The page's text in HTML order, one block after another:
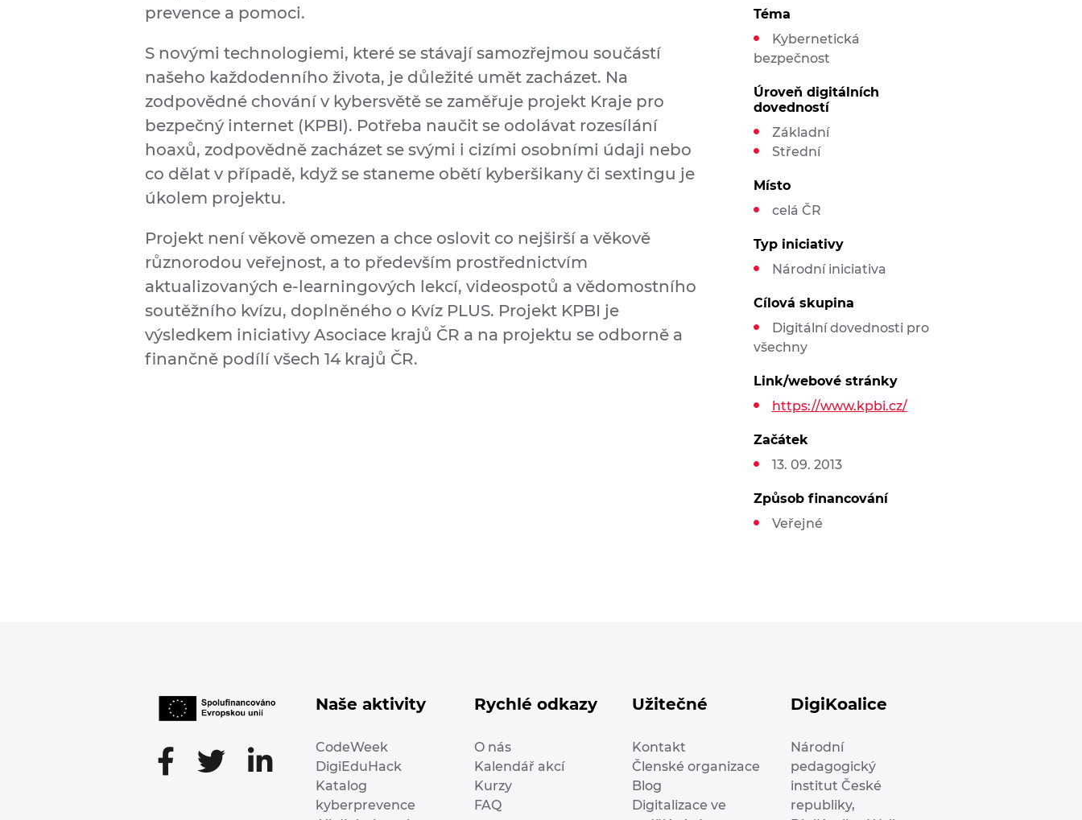
prevence a pomoci.
S novými technologiemi, které se stávají samozřejmou součástí
našeho každodenního života, je důležité umět zacházet. Na
zodpovědné chování v kybersvětě se zaměřuje projekt Kraje pro
bezpečný internet (KPBI). Potřeba naučit se odolávat rozesílání
hoaxů, zodpovědně zacházet se svými i cizími osobními údaji nebo
co dělat v případě, když se staneme obětí kyberšikany či sextingu je
úkolem projektu.
Projekt není věkově omezen a chce oslovit co nejširší a věkově
různorodou veřejnost, a to především prostřednictvím
aktualizovaných e-learningových lekcí, videospotů a vědomostního
soutěžního kvízu, doplněného o Kvíz PLUS. Projekt KPBI je
výsledkem iniciativy Asociace krajů ČR a na projektu se odborně a
finančně podílí všech 14 krajů ČR.
Téma
Kybernetická
bezpečnost
Úroveň digitálních
dovedností
Základní
Střední
Místo
celá ČR
Typ iniciativy
Národní iniciativa
Cílová skupina
Digitální dovednosti pro
všechny
Link/webové stránky
https://www.kpbi.cz/
Začátek
13. 09. 2013
Způsob financování
Veřejné
Naše aktivity
CodeWeek
DigiEduHack
Katalog
kyberprevence
Rychlé odkazy
O nás
Kalendář akcí
Kurzy
FAQ
Užitečné
Kontakt
Členské organizace
Blog
Digitalizace ve
DigiKoalice
Národní
pedagogický
institut České
republiky,